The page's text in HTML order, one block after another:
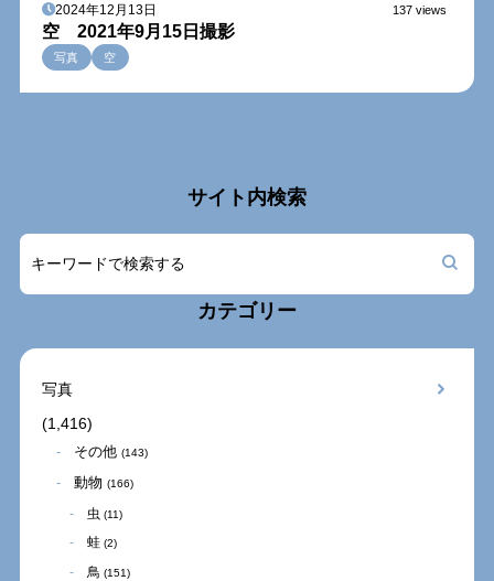
2024年12月13日 137 views
空 2021年9月15日撮影
写真 空
サイト内検索
カテゴリー
写真
(1,416)
その他 (143)
動物 (166)
虫 (11)
蛙 (2)
鳥 (151)